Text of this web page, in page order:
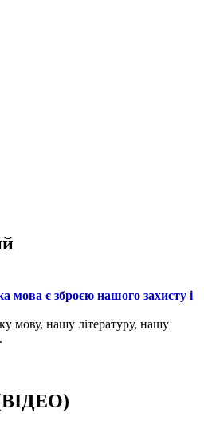
мова є зброєю нашого захисту і
мову, нашу літературу, нашу